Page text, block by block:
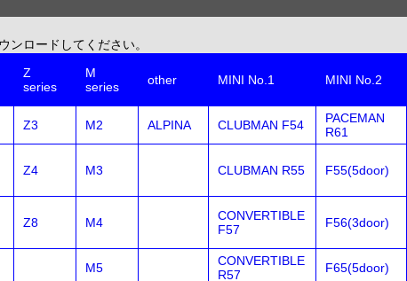
ンロードしてください。
Z
series
M
series
other MINI No.1 MINI No.2
Z3 M2 ALPINA CLUBMAN F54
PACEMAN
R61
Z4 M3 CLUBMAN R55 F55(5door)
Z8 M4
CONVERTIBLE
F57
F56(3door)
M5
CONVERTIBLE
R57
F65(5door)